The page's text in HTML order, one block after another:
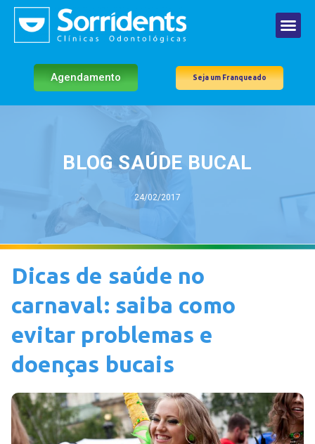
Agendamento Seja um Franqueado
BLOG SAÚDE BUCAL
24/02/2017
Dicas de saúde no
carnaval: saiba como
evitar problemas e
doenças bucais